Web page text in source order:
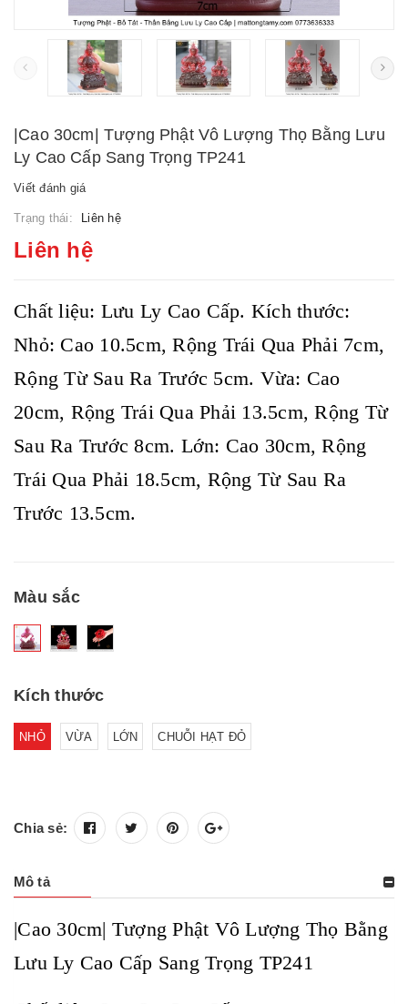
|Cao 30cm| Tượng Phật Vô Lượng Thọ Bằng Lưu
Ly Cao Cấp Sang Trọng TP241
Viết đánh giá
Trạng thái: Liên hệ
Liên hệ
Chất liệu: Lưu Ly Cao Cấp. Kích thước:
Nhỏ: Cao 10.5cm, Rộng Trái Qua Phải 7cm,
Rộng Từ Sau Ra Trước 5cm. Vừa: Cao
20cm, Rộng Trái Qua Phải 13.5cm, Rộng Từ
Sau Ra Trước 8cm. Lớn: Cao 30cm, Rộng
Trái Qua Phải 18.5cm, Rộng Từ Sau Ra
Trước 13.5cm.
Màu sắc
Kích thước
NHỎ VỪA LỚN CHUỖI HẠT ĐỎ
Chia sẻ:
Mô tả
|Cao 30cm| Tượng Phật Vô Lượng Thọ Bằng
Lưu Ly Cao Cấp Sang Trọng TP241